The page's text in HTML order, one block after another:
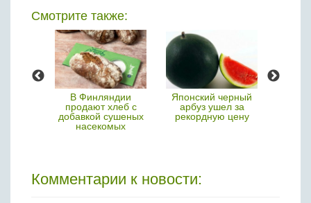
Смотрите также:
В Финляндии
продают хлеб с
добавкой сушеных
насекомых
Японский черный
арбуз ушел за
рекордную цену
Комментарии к новости: